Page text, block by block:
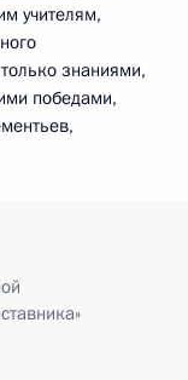
учителям,
знаниями,
победами,